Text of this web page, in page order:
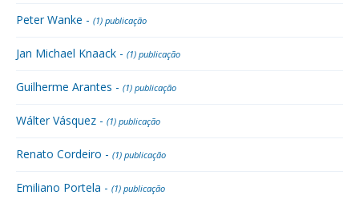
Peter Wanke - (1) publicação
Jan Michael Knaack - (1) publicação
Guilherme Arantes - (1) publicação
Wálter Vásquez - (1) publicação
Renato Cordeiro - (1) publicação
Emiliano Portela - (1) publicação